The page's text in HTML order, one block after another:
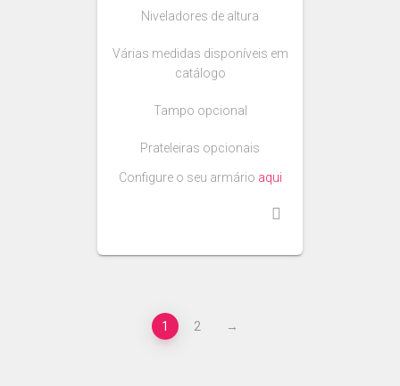
Niveladores de altura
Várias medidas disponíveis em
catálogo
Tampo opcional
Prateleiras opcionais
Configure o seu armário aqui
1 2 →